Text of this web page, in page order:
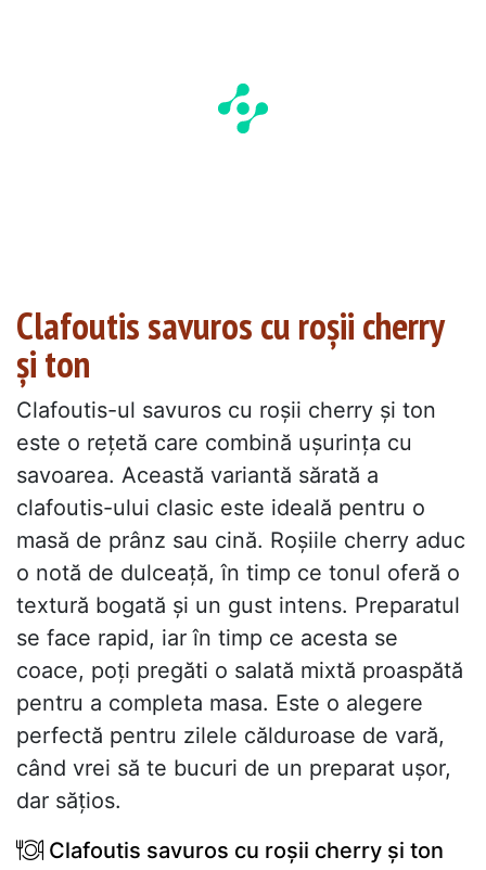
Clafoutis savuros cu roșii cherry
și ton
Clafoutis-ul savuros cu roșii cherry și ton
este o rețetă care combină ușurința cu
savoarea. Această variantă sărată a
clafoutis-ului clasic este ideală pentru o
masă de prânz sau cină. Roșiile cherry aduc
o notă de dulceață, în timp ce tonul oferă o
textură bogată și un gust intens. Preparatul
se face rapid, iar în timp ce acesta se
coace, poți pregăti o salată mixtă proaspătă
pentru a completa masa. Este o alegere
perfectă pentru zilele călduroase de vară,
când vrei să te bucuri de un preparat ușor,
dar sățios.
Clafoutis savuros cu roșii cherry și ton